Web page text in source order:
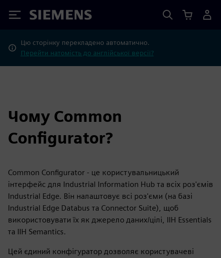
Siemens
Цю сторінку перекладено автоматично.
Перейти натомість до англійської версії?
Чому Common
Configurator?
Common Configurator - це користувальницький
інтерфейс для Industrial Information Hub та всіх роз'ємів
Industrial Edge. Він налаштовує всі роз'єми (на базі
Industrial Edge Databus та Connector Suite), щоб
використовувати їх як джерело даних/цілі, IIH Essentials
та IIH Semantics.
Цей єдиний конфігуратор дозволяє користувачеві